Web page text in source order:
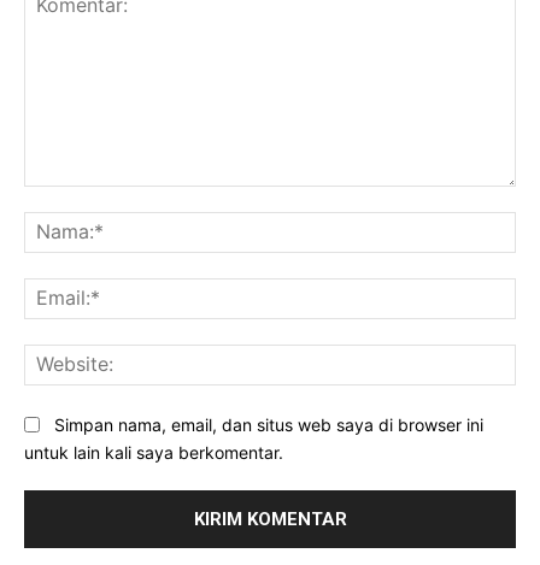
Simpan nama, email, dan situs web saya di browser ini
untuk lain kali saya berkomentar.